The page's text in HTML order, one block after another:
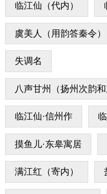
临江仙（代内）
虞美人（用韵答秦令）
失调名
八声甘州（扬州次韵和
临江仙·信州作
摸鱼儿·东皋寓居
满江红（寄内）